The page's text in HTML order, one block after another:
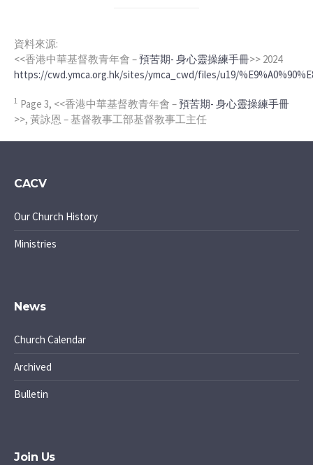
資料來源:
<<香港中華基督教青年會 –預苦期- 身心靈操練手冊>> 2024
https://cwd.ymca.org.hk/sites/ymca_cwd/files/u19/
1 Page 3, <<香港中華基督教青年會 –預苦期- 身心靈操練手冊
>>, 黃詠恩 – 基督教事工部基督教事工主任
CACV
Our Church History
Ministries
News
Church Calendar
Archived
Bulletin
Join Us